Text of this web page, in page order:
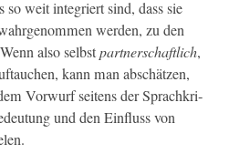
so weit inte­gri­ert sind, dass sie
wer­den, zu den
also selb­stpart­ner­schaftlich,
kann man abschätzen,
Vor­wurf seit­ens der Sprachkri­
und den Ein­fluss von